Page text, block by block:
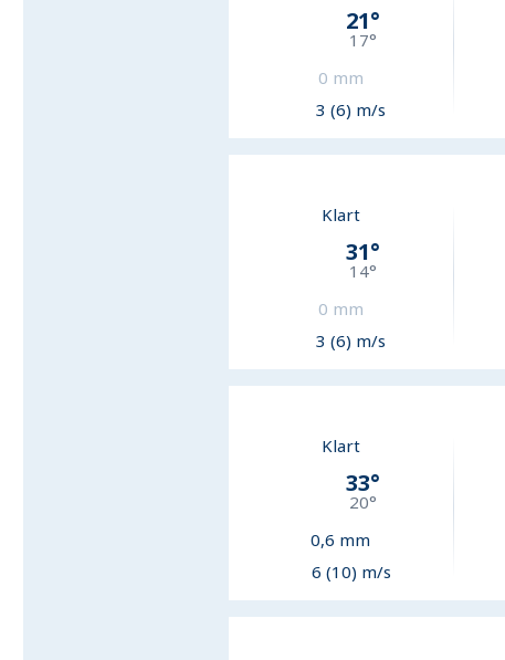
21°
17°
0 mm
3 (6) m/s
Klart
31°
14°
0 mm
3 (6) m/s
Klart
33°
20°
0,6 mm
6 (10) m/s